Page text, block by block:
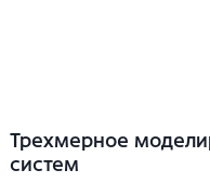
Трехмерное
систем